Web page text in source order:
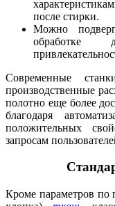
после стирки.
Можно
обработке
Современные
производственные
полотно еще более
благодаря
положительных
запросам
Кроме параметров по